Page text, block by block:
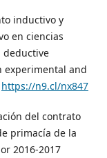
inductivo y
en ciencias
deductive
experimental and
https://n9.cl/nx847
del contrato
primacía de la
2016-2017